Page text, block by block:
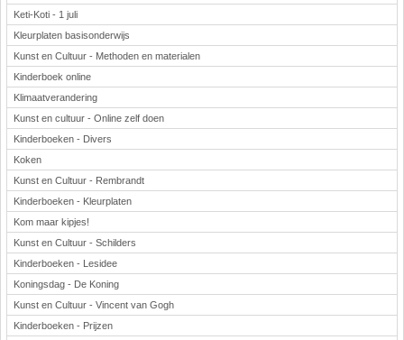
Keti-Koti - 1 juli
Kleurplaten basisonderwijs
Kunst en Cultuur - Methoden en materialen
Kinderboek online
Klimaatverandering
Kunst en cultuur - Online zelf doen
Kinderboeken - Divers
Koken
Kunst en Cultuur - Rembrandt
Kinderboeken - Kleurplaten
Kom maar kipjes!
Kunst en Cultuur - Schilders
Kinderboeken - Lesidee
Koningsdag - De Koning
Kunst en Cultuur - Vincent van Gogh
Kinderboeken - Prijzen